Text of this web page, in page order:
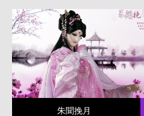
朱聞挽月